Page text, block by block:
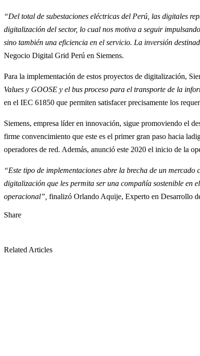
“Del total de subestaciones eléctricas del Perú, las digitales
digitalización del sector, lo cual nos motiva a seguir
sino también una eficiencia en el servicio. La inversión
Negocio Digital Grid Perú en Siemens.
Para la implementación de estos proyectos de digitalización,
Values y GOOSE y el bus proceso para el transporte de la
en el IEC 61850 que permiten satisfacer precisamente los
Siemens, empresa líder en innovación, sigue promoviendo el
firme convencimiento que este es el primer gran paso hacia
operadores de red. Además, anunció este 2020 el inicio de la
“Este tipo de implementaciones abre la brecha de un
digitalización que les permita ser una compañía sostenible en
operacional”, finalizó Orlando Aquije, Experto en Desarrollo
Share
Related Articles